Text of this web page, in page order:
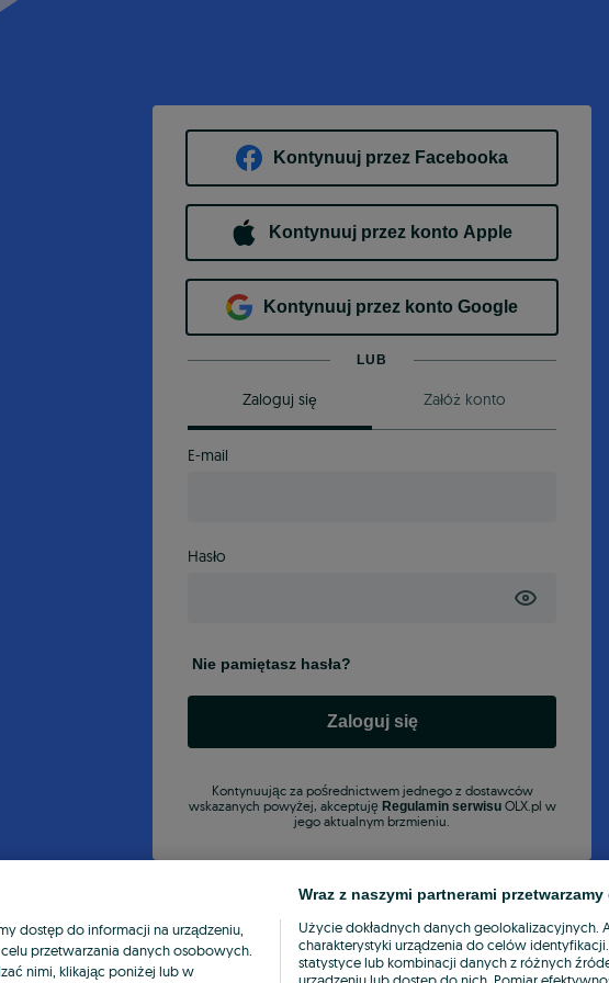
Kontynuuj przez Facebooka
Kontynuuj przez konto Apple
Kontynuuj przez konto Google
LUB
Zaloguj się Załóż konto
E-mail
Hasło
Nie pamiętasz hasła?
Zaloguj się
Kontynuując za pośrednictwem jednego z dostawców
wskazanych powyżej, akceptuję Regulamin serwisuOLX.pl w
jego aktualnym brzmieniu.
dostęp do informacji na urządzeniu,
przetwarzania danych osobowych.
nimi, klikając poniżej lub w
Wraz z naszymi partnerami
Użycie dokładnych danych geolokalizacyjnych.
charakterystyki urządzenia do celów
statystyce lub kombinacji danych z różnych